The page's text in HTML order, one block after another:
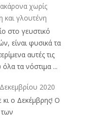
χωρίς
και γλουτένη
στο γευστικό
είναι φυσικά τα
αυτές τις
τα νόστιμα ...
2020
ο Δεκέμβρης! Ο